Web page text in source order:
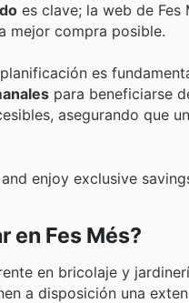
es clave; la web de
mejor compra posible.
es
para beneficiarse
asegurando que
enjoy exclusive
en Fes Més?
en bricolaje y
a disposición una